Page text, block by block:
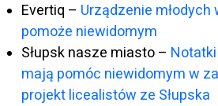
Evertiq – Urządzenie młodych
pomoże niewidomym
Słupsk nasze miasto –
mają pomóc niewidomym w
projekt licealistów ze Słupska